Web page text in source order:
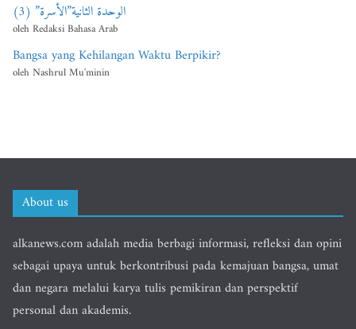
الوحدة الثانية”الأسرة” (3)
oleh Redaksi Bahasa Arab
Bangsa yang Kehilangan Waktu Berpikir?
oleh Nashrul Mu'minin
About us
alkanews.com adalah media berbagi informasi, refleksi dan opini
sebagai upaya untuk berkontribusi pada kemajuan bangsa, umat
dan negara melalui karya tulis pemikiran dan perspektif
personal dan akademis.